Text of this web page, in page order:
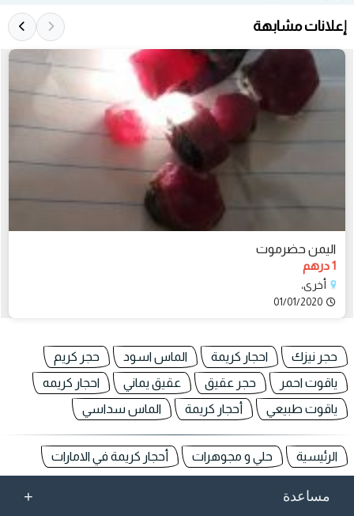
إعلانات مشابهة
اليمن حضرموت
1 درهم
أخرى،
01/01/2020
حجر نيزك احجار كريمة الماس اسود
حجر كريم
ياقوت احمر
حجر عقيق عقيق يماني
احجار كريمه
ياقوت طبيعي
أحجار كريمة الماس سداسي
الرئيسية حلي و مجوهرات أحجار كريمة في الامارات
مساعدة +